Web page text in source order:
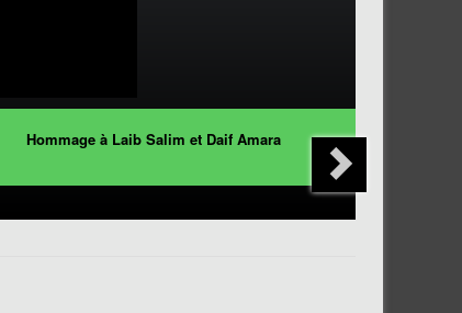
Hommage à Laib Salim et Daif Amara